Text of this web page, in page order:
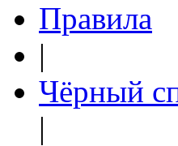
Правила
|
Чёрный
|